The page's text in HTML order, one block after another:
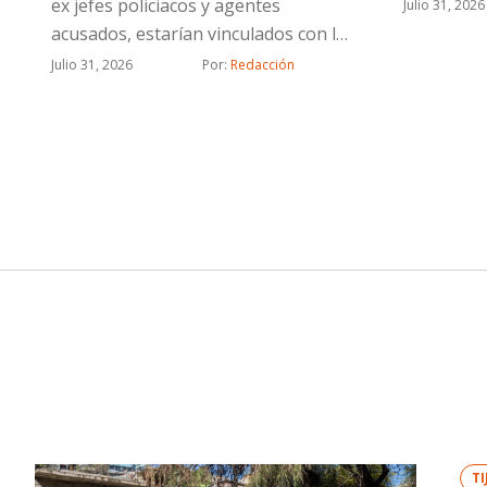
ex jefes policiacos y agentes
acusados, estarían vinculados con la
célula delictiva de “Los Rusos”
Julio 31, 2026 Por: Redacción
Julio 31, 2026